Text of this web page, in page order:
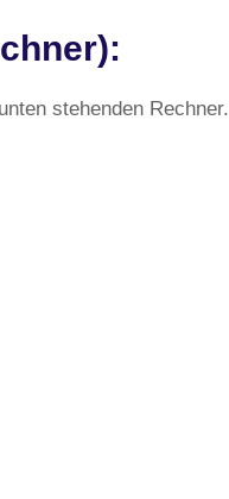
stehenden Rechner.